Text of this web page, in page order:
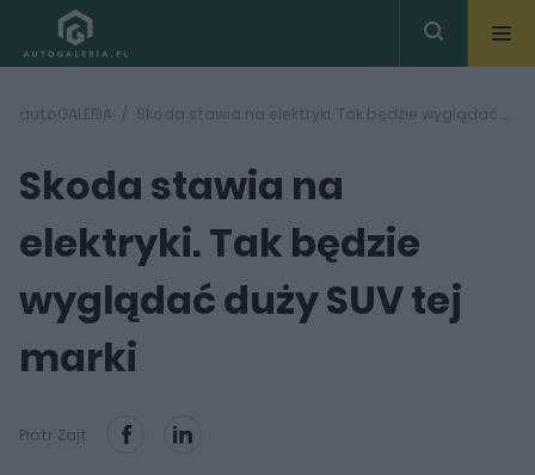
autoGALERIA Skoda stawia na elektryki. Tak będzie wyglądać duży SUV tej marki
Skoda stawia na
elektryki. Tak będzie
wyglądać duży SUV tej
marki
Piotr Zajt